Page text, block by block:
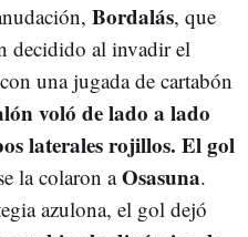
Bordalás, que
decidido al invadir el
una jugada de cartabón
voló de lado a lado
laterales rojillos. El gol
la colaron aOsasuna.
azulona, el gol dejó